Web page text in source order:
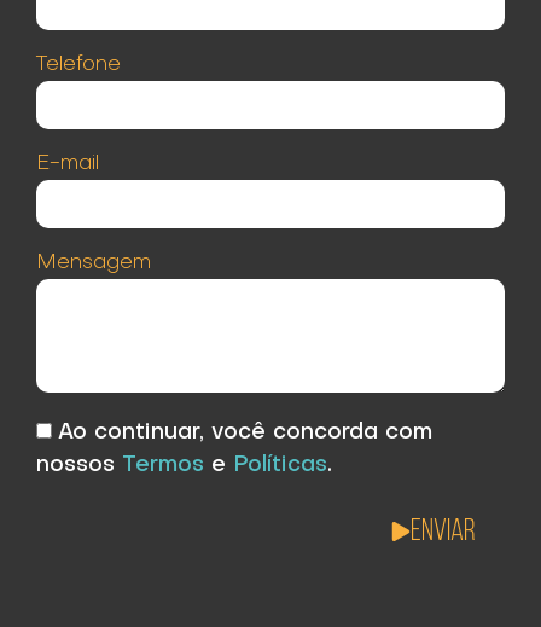
Telefone
E-mail
Mensagem
Ao continuar, você concorda com
nossos
Termos e Políticas.
Enviar